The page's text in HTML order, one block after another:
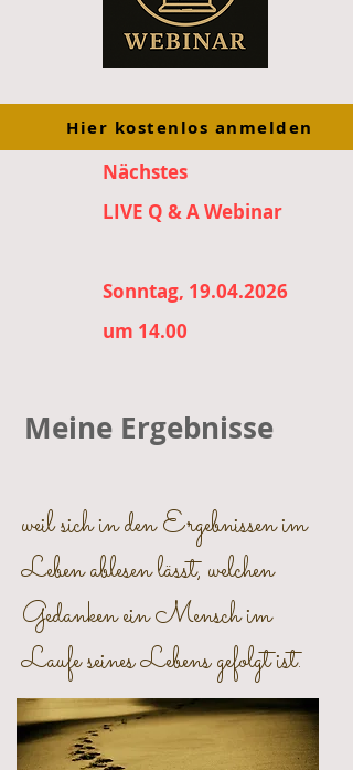
Hier kostenlos anmelden
Nächstes
LIVE Q & A Webinar
Sonntag, 19.04.2026
um 14.00
weil sich in den Ergebnissen im
Leben ablesen lässt, welchen
Gedanken ein Mensch im
Laufe seines Lebens gefolgt ist.
Meine Ergebnisse